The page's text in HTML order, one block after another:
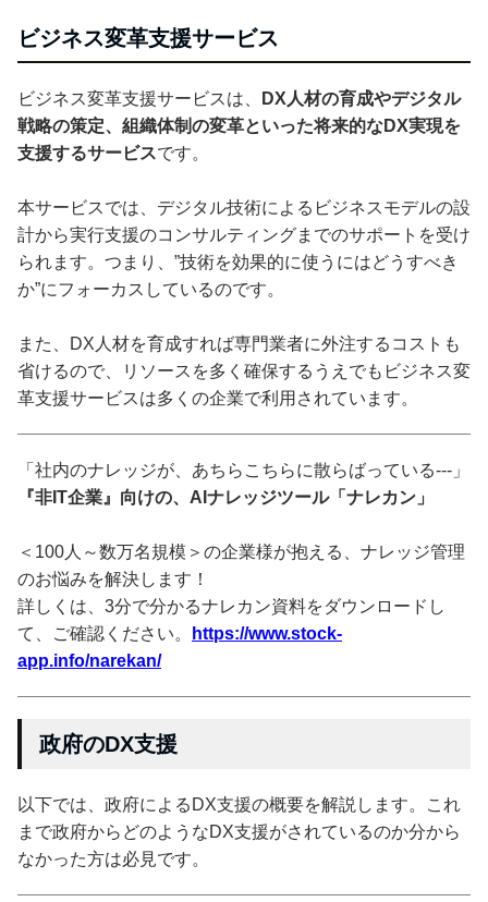
ビジネス変革支援サービス
ビジネス変革支援サービスは、
DX人材の育成やデジタル
戦略の策定、組織体制の変革といった将来的なDX実現を
支援するサービスです。
本サービスでは、デジタル技術によるビジネスモデルの設
計から実行支援のコンサルティングまでのサポートを受け
られます。つまり、”技術を効果的に使うにはどうすべき
か”にフォーカスしているのです。
また、DX人材を育成すれば専門業者に外注するコストも
省けるので、リソースを多く確保するうえでもビジネス変
革支援サービスは多くの企業で利用されています。
「社内のナレッジが、あちらこちらに散らばっている---」
『非IT企業』向けの、AIナレッジツール「ナレカン」
＜100人～数万名規模＞の企業様が抱える、ナレッジ管理
のお悩みを解決します！
詳しくは、3分で分かるナレカン資料をダウンロードし
て、ご確認ください。
https://www.stock-
app.info/narekan/
政府のDX支援
以下では、政府によるDX支援の概要を解説します。これ
まで政府からどのようなDX支援がされているのか分から
なかった方は必見です。